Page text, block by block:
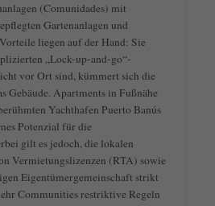
(Comunidades) mit
Gartenanlagen und
liegen auf der Hand: Sie
„Lock-up-and-go“-
vor Ort sind, kümmert sich die
Gebäude. Apartments in Fußnähe
Yachthafen Puerto Banús
Potenzial für die
gilt es jedoch, die lokalen
Vermietungslizenzen (RTA) sowie
Eigentümergemeinschaft strikt
Communities restriktive Regeln